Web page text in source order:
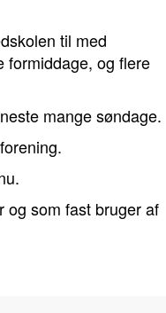
til med
formiddage, og flere
mange søndage.
og som fast bruger af